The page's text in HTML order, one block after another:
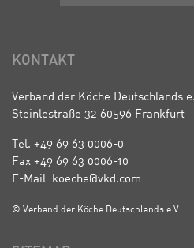
KONTAKT
Verband der Köche Deutschlands
Steinlestraße 32 60596 Frankfurt
Tel. +49 69 63 0006-0
Fax +49 69 63 0006-10
E-Mail: koeche@vkd.com
© Verband der Köche Deutschlands e.V.